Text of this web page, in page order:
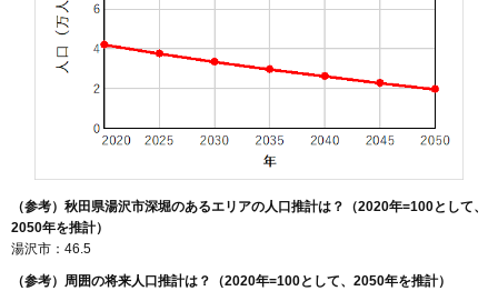
（参考）秋田県湯沢市深堀のあるエリアの人口推計は？（2020年=100として、
2050年を推計）
湯沢市：46.5
（参考）周囲の将来人口推計は？（2020年=100として、2050年を推計）